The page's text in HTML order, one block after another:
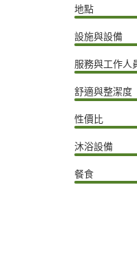
地點
設施與設備
服務與工作人
舒適與整潔度
性價比
沐浴設備
餐食